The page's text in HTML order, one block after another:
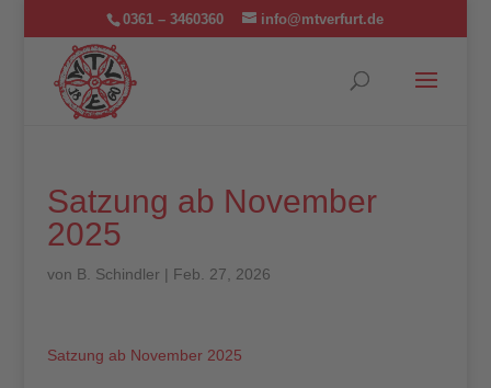
0361 – 3460360 info@mtverfurt.de
Satzung ab November
2025
von B. Schindler | Feb. 27, 2026
Satzung ab November 2025